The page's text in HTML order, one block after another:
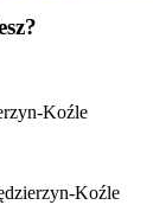
Koźle
Koźle